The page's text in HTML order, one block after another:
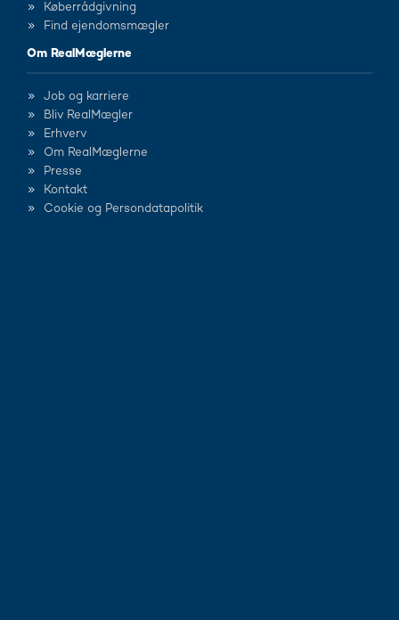
Køberrådgivning
Find ejendomsmægler
Om RealMæglerne
Job og karriere
Bliv RealMægler
Erhverv
Om RealMæglerne
Presse
Kontakt
Cookie og Persondatapolitik